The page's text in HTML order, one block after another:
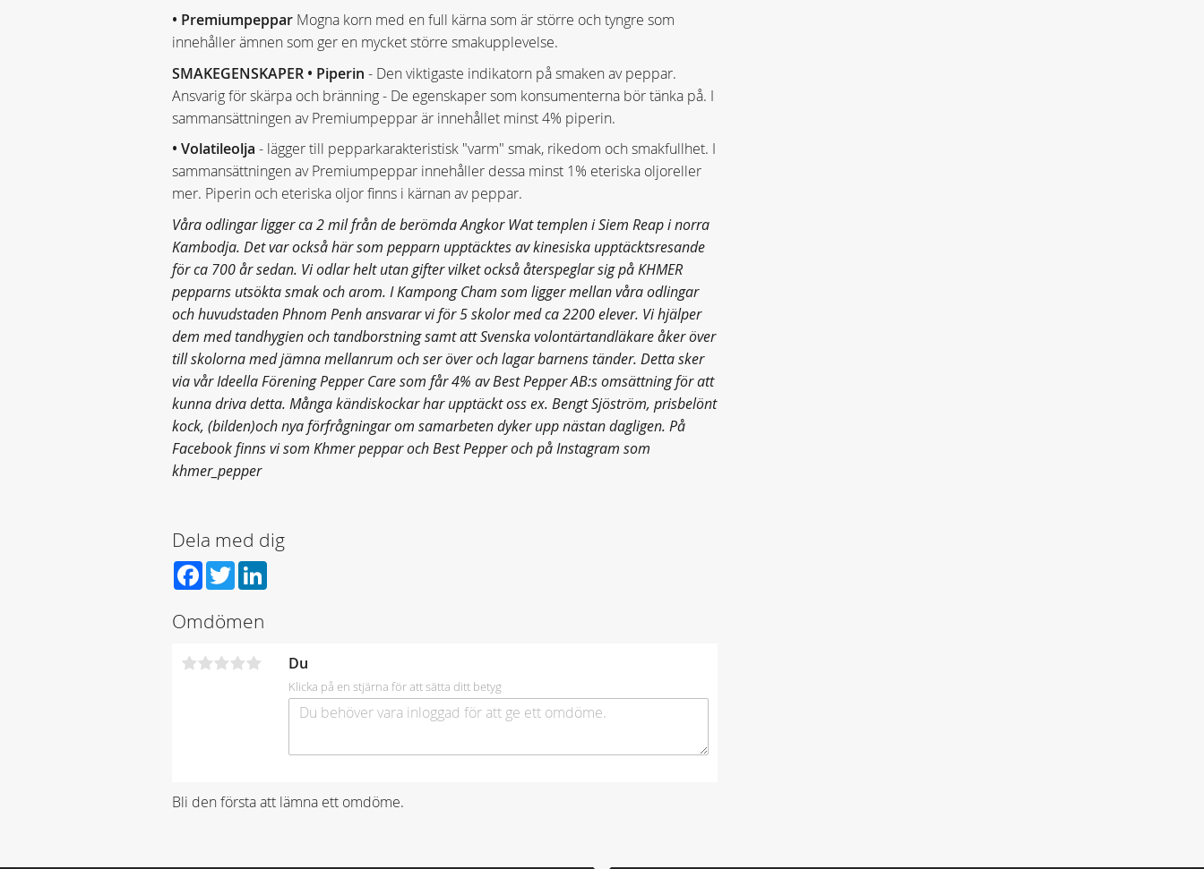
• Premiumpeppar Mogna korn med en full kärna som är större och tyngre som
innehåller ämnen som ger en mycket större smakupplevelse.
SMAKEGENSKAPER • Piperin - Den viktigaste indikatorn på smaken av peppar.
Ansvarig för skärpa och bränning - De egenskaper som konsumenterna bör tänka på. I
sammansättningen av Premiumpeppar är innehållet minst 4% piperin.
• Volatileolja - lägger till pepparkarakteristisk "varm" smak, rikedom och smakfullhet. I
sammansättningen av Premiumpeppar innehåller dessa minst 1% eteriska oljoreller
mer. Piperin och eteriska oljor finns i kärnan av peppar.
Våra odlingar ligger ca 2 mil från de berömda Angkor Wat templen i Siem Reap i norra
Kambodja. Det var också här som pepparn upptäcktes av kinesiska upptäcktsresande
för ca 700 år sedan. Vi odlar helt utan gifter vilket också återspeglar sig på KHMER
pepparns utsökta smak och arom. I Kampong Cham som ligger mellan våra odlingar
och huvudstaden Phnom Penh ansvarar vi för 5 skolor med ca 2200 elever. Vi hjälper
dem med tandhygien och tandborstning samt att Svenska volontärtandläkare åker över
till skolorna med jämna mellanrum och ser över och lagar barnens tänder. Detta sker
via vår Ideella Förening Pepper Care som får 4% av Best Pepper AB:s omsättning för att
kunna driva detta. Många kändiskockar har upptäckt oss ex. Bengt Sjöström, prisbelönt
kock, (bilden)och nya förfrågningar om samarbeten dyker upp nästan dagligen. På
Facebook finns vi som Khmer peppar och Best Pepper och på Instagram som
khmer_pepper
Dela med dig
Facebook
Twitter
Omdömen
Du
Klicka på en stjärna för att sätta ditt betyg
Bli den första att lämna ett omdöme.